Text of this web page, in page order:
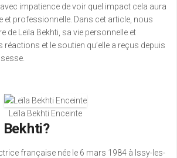
impatience de voir quel impact cela aura
et professionnelle. Dans cet article, nous
de Leïla Bekhti, sa vie personnelle et
réactions et le soutien qu’elle a reçus depuis
Leïla Bekhti Enceinte
Bekhti?
française née le 6 mars 1984 à Issy-les-